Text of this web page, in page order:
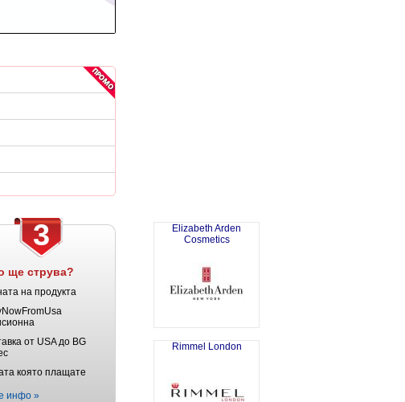
3
ще струва?
на продукта
от USA до BG
която плащате
инфо »
Elizabeth Arden
Cosmetics
Rimmel London